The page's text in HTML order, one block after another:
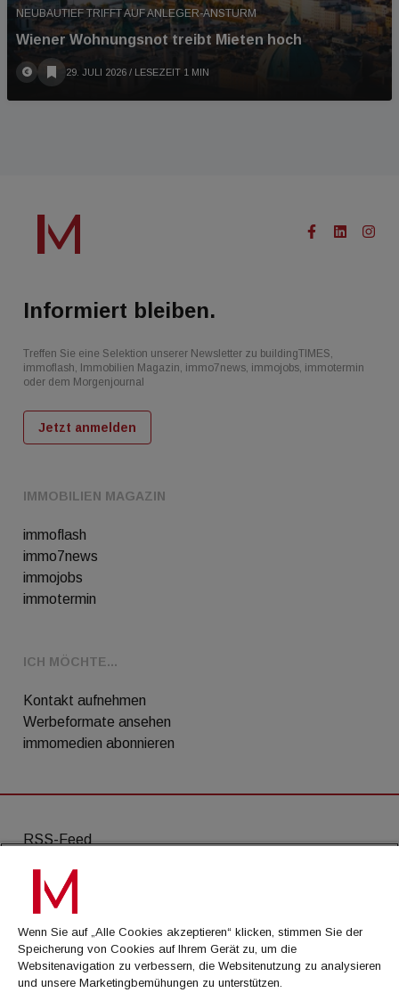
NEUBAUTIEF TRIFFT AUF ANLEGER-ANSTURM
Wiener Wohnungsnot treibt Mieten hoch
29. JULI 2026 / LESEZEIT 1 MIN
IMMOBILIEN MAGAZIN
immoflash
immo7news
immojobs
immotermin
ICH MÖCHTE...
Kontakt aufnehmen
Werbeformate ansehen
immomedien abonnieren
Informiert bleiben.
Treffen Sie eine Selektion unserer Newsletter zu buildingTIMES,
immoflash, Immobilien Magazin, immo7news, immojobs, immotermin
oder dem Morgenjournal
Jetzt anmelden
RSS-Feed
AGB
Datenschutz
Kontakt
Impressum
Wenn Sie auf „Alle Cookies akzeptieren“ klicken, stimmen Sie der
Speicherung von Cookies auf Ihrem Gerät zu, um die
Websitenavigation zu verbessern, die Websitenutzung zu analysieren
und unsere Marketingbemühungen zu unterstützen.